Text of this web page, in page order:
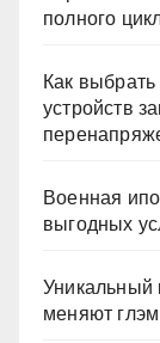
полного
Как
устройств
Военная
выгодных
Уникальный
меняют